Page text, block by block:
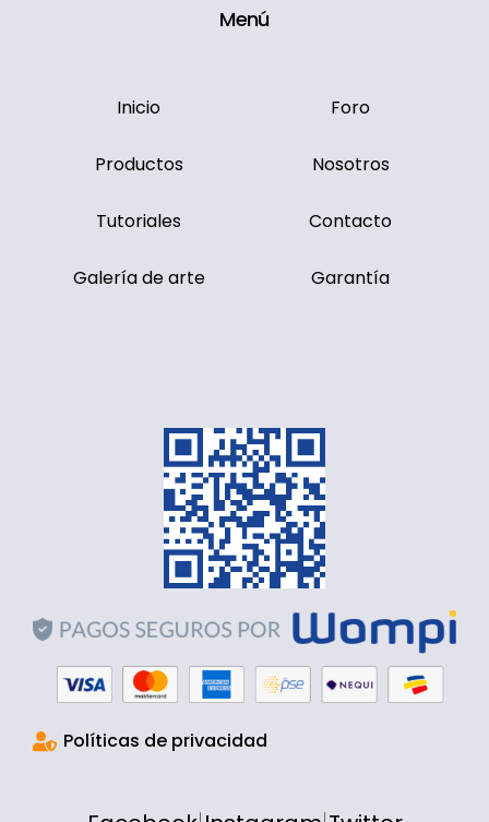
Menú
Inicio
Productos
Tutoriales
Galería de arte
Foro
Nosotros
Contacto
Garantía
Políticas de privacidad